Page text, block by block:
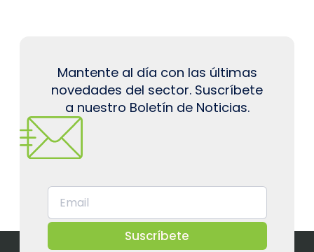
Mantente al día con las últimas
novedades del sector. Suscríbete
a nuestro Boletín de Noticias.
Suscríbete